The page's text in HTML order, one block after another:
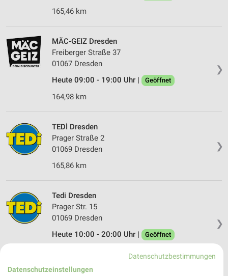
165,46 km
❯
MÄC-GEIZ Dresden
Freiberger Straße 37
01067 Dresden
Heute 09:00 - 19:00 Uhr |
Geöffnet
164,98 km
❯
TEDİ Dresden
Prager Straße 2
01069 Dresden
165,86 km
❯
Tedi Dresden
Prager Str. 15
01069 Dresden
Heute 10:00 - 20:00 Uhr |
Geöffnet
Datenschutzbestimmungen
Datenschutzeinstellungen